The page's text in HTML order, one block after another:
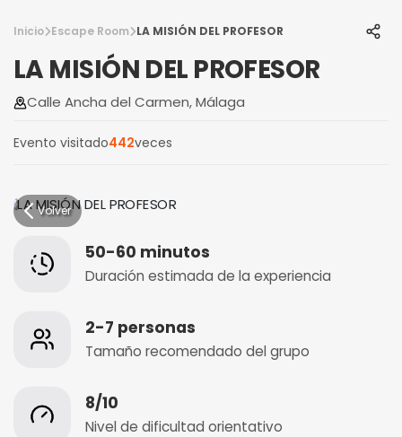
Inicio Escape Room LA MISIÓN DEL PROFESOR
LA MISIÓN DEL PROFESOR
Calle Ancha del Carmen, Málaga
Evento visitado442veces
Volver
50-60 minutos
Duración estimada de la experiencia
2-7 personas
Tamaño recomendado del grupo
8/10
Nivel de dificultad orientativo